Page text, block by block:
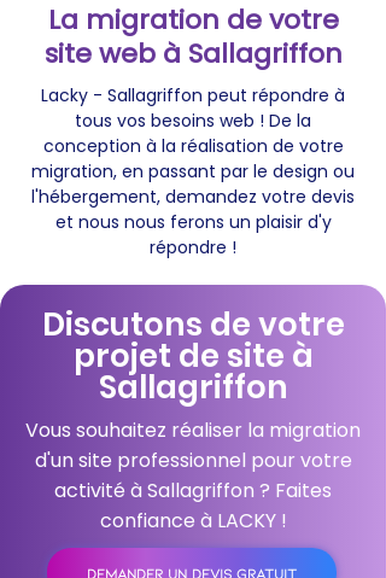
La migration de votre
site web à Sallagriffon
Lacky - Sallagriffon peut répondre à
tous vos besoins web ! De la
conception à la réalisation de votre
migration, en passant par le design ou
l'hébergement, demandez votre devis
et nous nous ferons un plaisir d'y
répondre !
Discutons de votre
projet de site à
Sallagriffon
Vous souhaitez réaliser la migration
d'un site professionnel pour votre
activité à Sallagriffon ? Faites
confiance à LACKY !
DEMANDER UN DEVIS GRATUIT